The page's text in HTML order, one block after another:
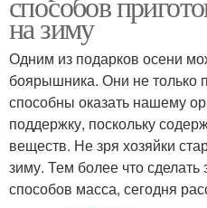
на зиму
Одним из подарков осени
боярышника. Они не только
способны оказать нашему
поддержку, поскольку
веществ. Не зря хозяйки
зиму. Тем более что сделать
способов масса, сегодня